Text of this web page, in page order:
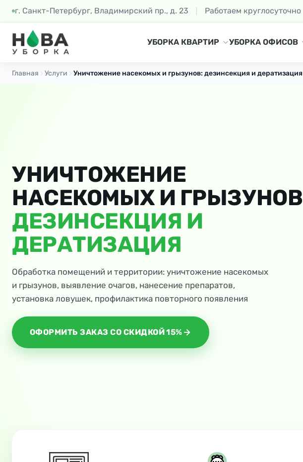
г. Санкт-Петербург, Владимирский пр., д. 23 Работаем круглосуточно
УБОРКА КВАРТИР УБОРКА ОФИСОВ
Главная Услуги Уничтожение насекомых и грызунов: дезинсекция и дератизация
УНИЧТОЖЕНИЕ
НАСЕКОМЫХ И ГРЫЗУНОВ
ДЕЗИНСЕКЦИЯ И
ДЕРАТИЗАЦИЯ
Обработка помещений и территории: уничтожение насекомых
и грызунов, выявление очагов, нанесение препаратов,
установка ловушек, профилактика повторного появления
ОФОРМИТЬ ЗАКАЗ СО СКИДКОЙ 15%